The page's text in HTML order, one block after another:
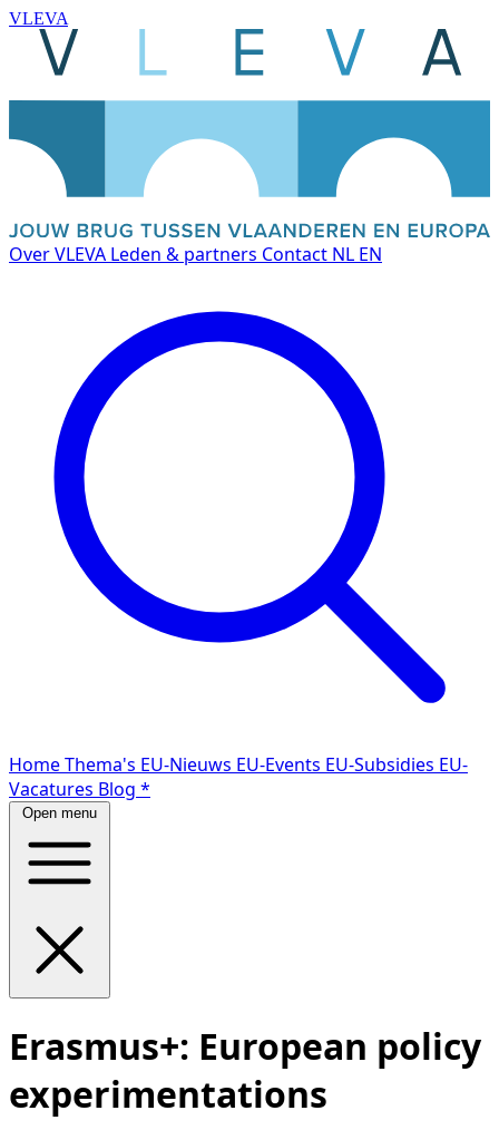
VLEVA
Over VLEVA Leden & partners Contact NL EN
HomeThema's EU-Nieuws EU-Events EU-Subsidies EU-
Vacatures Blog *
Open menu
Erasmus+: European policy
experimentations